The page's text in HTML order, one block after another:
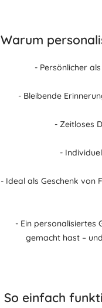
Warum
- Persönlicher
- Bleibende
- Zeitloses
-
- Ideal als Geschenk von
- Ein personalisiertes
gemacht hast –
So einfach